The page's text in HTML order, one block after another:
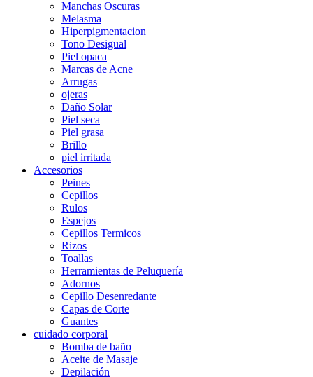
Manchas Oscuras
Melasma
Hiperpigmentacion
Tono Desigual
Piel opaca
Marcas de Acne
Arrugas
ojeras
Daño Solar
Piel seca
Piel grasa
Brillo
piel irritada
Accesorios
Peines
Cepillos
Rulos
Espejos
Cepillos Termicos
Rizos
Toallas
Herramientas de Peluquería
Adornos
Cepillo Desenredante
Capas de Corte
Guantes
cuidado corporal
Bomba de baño
Aceite de Masaje
Depilación